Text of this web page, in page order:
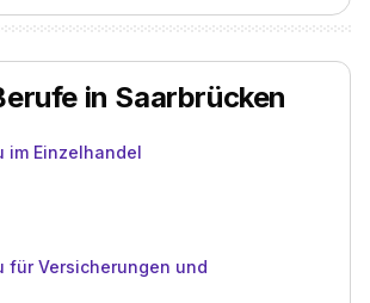
in Saarbrücken
im Einzelhandel
für Versicherungen und